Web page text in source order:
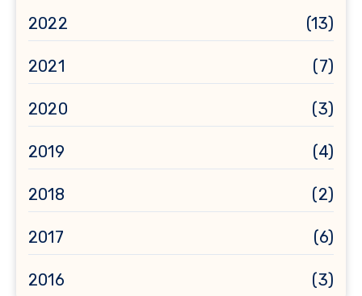
2022 (13)
2021 (7)
2020 (3)
2019 (4)
2018 (2)
2017 (6)
2016 (3)